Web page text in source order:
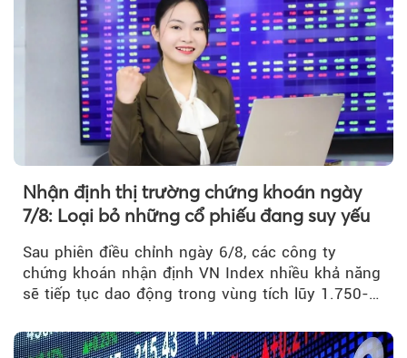
Theo
Nhận định thị trường chứng khoán ngày
7/8: Loại bỏ những cổ phiếu đang suy yếu
Sau phiên điều chỉnh ngày 6/8, các công ty
chứng khoán nhận định VN Index nhiều khả năng
sẽ tiếp tục dao động trong vùng tích lũy 1.750-